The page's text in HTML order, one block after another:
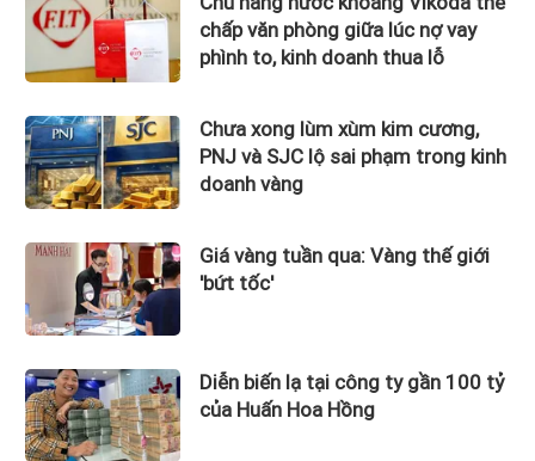
chấp văn phòng giữa lúc nợ vay
phình to, kinh doanh thua lỗ
Chưa xong lùm xùm kim cương,
PNJ và SJC lộ sai phạm trong kinh
doanh vàng
Giá vàng tuần qua: Vàng thế giới
'bứt tốc'
Diễn biến lạ tại công ty gần 100 tỷ
của Huấn Hoa Hồng